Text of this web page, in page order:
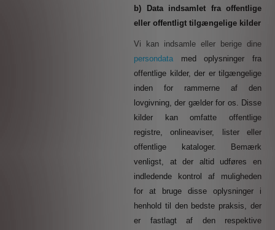
b) Data indsamlet fra offentlige
eller offentligt tilgængelige kilder
Vi kan indsamle eller berige dine
persondata med oplysninger fra
offentlige kilder, der er tilgængelige
inden for rammerne af den
lovgivning, der gælder for os. Disse
kilder kan omfatte offentlige
registre, onlineaviser, lister eller
offentlige kataloger. Bemærk
venligst, at der altid udføres en
indledende kontrol af muligheden
for at bruge disse oplysninger i
henhold til den bedste praksis, der
er fastlagt af den respektive